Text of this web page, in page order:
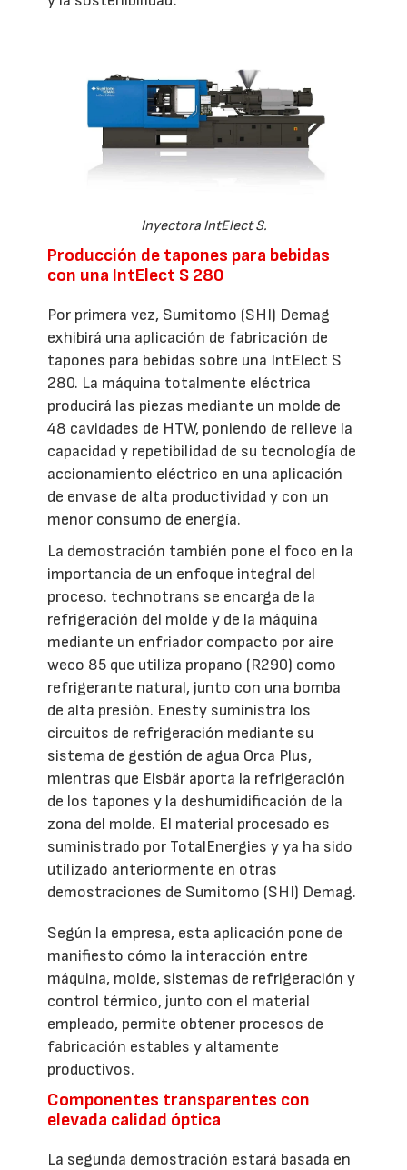
Inyectora IntElect S.
Producción de tapones para bebidas
con una IntElect S 280
Por primera vez, Sumitomo (SHI) Demag
exhibirá una aplicación de fabricación de
tapones para bebidas sobre una IntElect S
280. La máquina totalmente eléctrica
producirá las piezas mediante un molde de
48 cavidades de HTW, poniendo de relieve la
capacidad y repetibilidad de su tecnología de
accionamiento eléctrico en una aplicación
de envase de alta productividad y con un
menor consumo de energía.
La demostración también pone el foco en la
importancia de un enfoque integral del
proceso. technotrans se encarga de la
refrigeración del molde y de la máquina
mediante un enfriador compacto por aire
weco 85 que utiliza propano (R290) como
refrigerante natural, junto con una bomba
de alta presión. Enesty suministra los
circuitos de refrigeración mediante su
sistema de gestión de agua Orca Plus,
mientras que Eisbär aporta la refrigeración
de los tapones y la deshumidificación de la
zona del molde. El material procesado es
suministrado por TotalEnergies y ya ha sido
utilizado anteriormente en otras
demostraciones de Sumitomo (SHI) Demag.
Según la empresa, esta aplicación pone de
manifiesto cómo la interacción entre
máquina, molde, sistemas de refrigeración y
control térmico, junto con el material
empleado, permite obtener procesos de
fabricación estables y altamente
productivos.
Componentes transparentes con
elevada calidad óptica
La segunda demostración estará basada en